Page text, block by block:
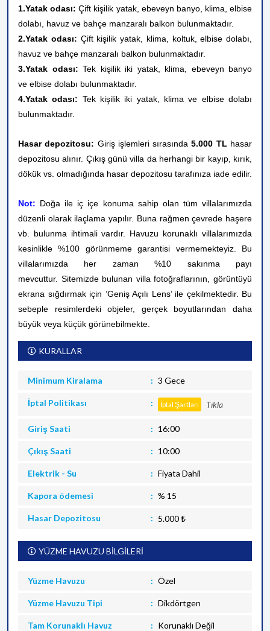
1.Yatak odası:Çift kişilik yatak, ebeveyn banyo, klima, elbise
dolabı, havuz ve bahçe manzaralı balkon bulunmaktadır.
2.Yatak odası: Çift kişilik yatak, klima, koltuk, elbise dolabı,
havuz ve bahçe manzaralı balkon bulunmaktadır.
3.Yatak odası: Tek kişilik iki yatak, klima, ebeveyn banyo
ve elbise dolabı bulunmaktadır.
4.Yatak odası: Tek kişilik iki yatak, klima ve elbise dolabı
bulunmaktadır.
Hasar depozitosu: Giriş işlemleri sırasında5.000 TL hasar
depozitosu alınır. Çıkış günü villa da herhangi bir kayıp, kırık,
dökük vs. olmadığında hasar depozitosu tarafınıza iade edilir.
Not: Doğa ile iç içe konuma sahip olan tüm villalarımızda
düzenli olarak ilaçlama yapılır. Buna rağmen çevrede haşere
vb. bulunma ihtimali vardır. Havuzu korunaklı villalarımızda
kesinlikle %100 görünmeme garantisi vermemekteyiz. Bu
villalarımızda her zaman %10 sakınma payı
mevcuttur. Sitemizde bulunan villa fotoğraflarının, görüntüyü
ekrana sığdırmak için ’Geniş Açılı Lens’ ile çekilmektedir. Bu
sebeple resimlerdeki objeler, gerçek boyutlarından daha
büyük veya küçük görünebilmekte.
KURALLAR
Minimum Kiralama 3 Gece
İptal Politikası İptal Şartları Tıkla
Giriş Saati 16:00
Çıkış Saati 10:00
Elektrik - Su Fiyata Dahil
Kapora ödemesi % 15
Hasar Depozitosu 5.000 ₺
YÜZME HAVUZU BİLGİLERİ
Yüzme Havuzu Özel
Yüzme Havuzu Tipi Dikdörtgen
Tam Korunaklı Havuz Korunaklı Değil